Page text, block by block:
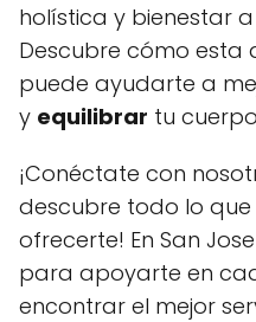
holística y bienestar
Descubre cómo esta
puede ayudarte a
y equilibrar tu
¡Conéctate con
descubre todo lo que
ofrecerte! En San
para apoyarte en
encontrar el mejor